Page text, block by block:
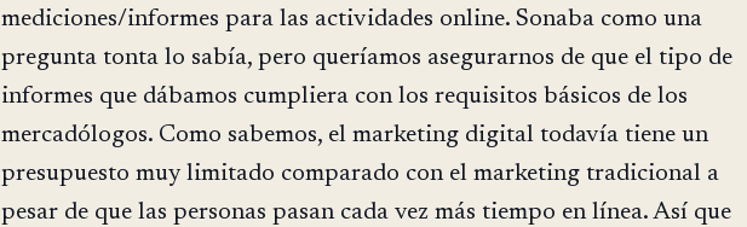
mediciones/informes para las actividades online. Sonaba como una
pregunta tonta lo sabía, pero queríamos asegurarnos de que el tipo de
informes que dábamos cumpliera con los requisitos básicos de los
mercadólogos. Como sabemos, el marketing digital todavía tiene un
presupuesto muy limitado comparado con el marketing tradicional a
pesar de que las personas pasan cada vez más tiempo en línea. Así que